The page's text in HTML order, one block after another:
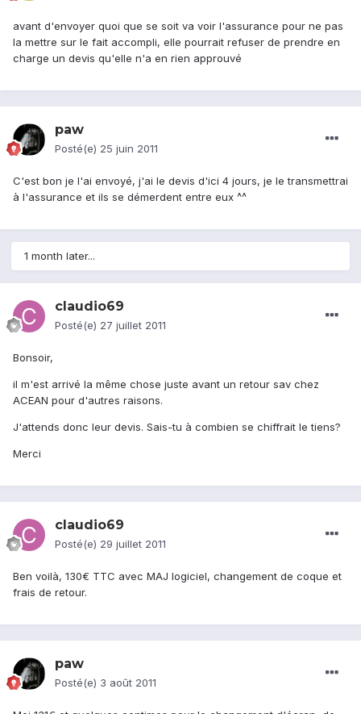
avant d'envoyer quoi que se soit va voir l'assurance pour ne pas
la mettre sur le fait accompli, elle pourrait refuser de prendre en
charge un devis qu'elle n'a en rien approuvé
paw
Posté(e) 25 juin 2011
C'est bon je l'ai envoyé, j'ai le devis d'ici 4 jours, je le transmettrai
à l'assurance et ils se démerdent entre eux ^^
1 month later...
claudio69
Posté(e) 27 juillet 2011
Bonsoir,
il m'est arrivé la même chose juste avant un retour sav chez
ACEAN pour d'autres raisons.
J'attends donc leur devis. Sais-tu à combien se chiffrait le tiens?
Merci
claudio69
Posté(e) 29 juillet 2011
Ben voilà, 130€ TTC avec MAJ logiciel, changement de coque et
frais de retour.
paw
Posté(e) 3 août 2011